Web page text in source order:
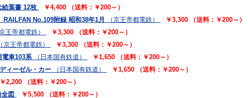
絵葉書 12枚
￥4,400 （送料：￥200～）
No.109附録 昭和38年1月
（京王帝都電鉄）
￥3,300 （送料：￥200～）
京王帝都電鉄）
￥3,300 （送料：￥200～）
（京王帝都電鉄）
￥3,300 （送料：￥200～）
車103系
（日本国有鉄道）
￥1,650 （送料：￥200～）
ィーゼル・カー
（日本国有鉄道）
￥1,650 （送料：￥200～）
￥2,200 （送料：￥200～）
図
￥5,500 （送料：￥200～）